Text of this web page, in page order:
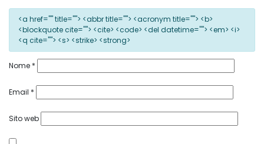
<a href="" title=""> <abbr title=""> <acronym title=""> <b>
<blockquote cite=""> <cite> <code> <del datetime=""> <em> <i>
<q cite=""> <s> <strike> <strong>
Nome *
Email *
Sito web